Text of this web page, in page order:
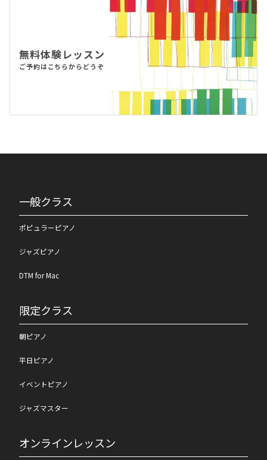
無料体験レッスン
ご予約はこちらからどうぞ
一般クラス
ポピュラーピアノ
ジャズピアノ
DTM for Mac
限定クラス
朝ピアノ
平日ピアノ
イベントピアノ
ジャズマスター
オンラインレッスン